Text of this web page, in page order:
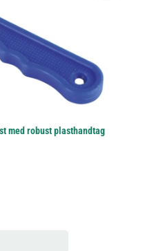
med robust plasthandtag